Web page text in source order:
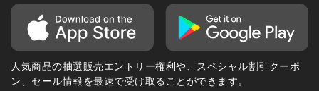
人気商品の抽選販売エントリー権利や、スペシャル割引クーポ
ン、セール情報を最速で受け取ることができます。